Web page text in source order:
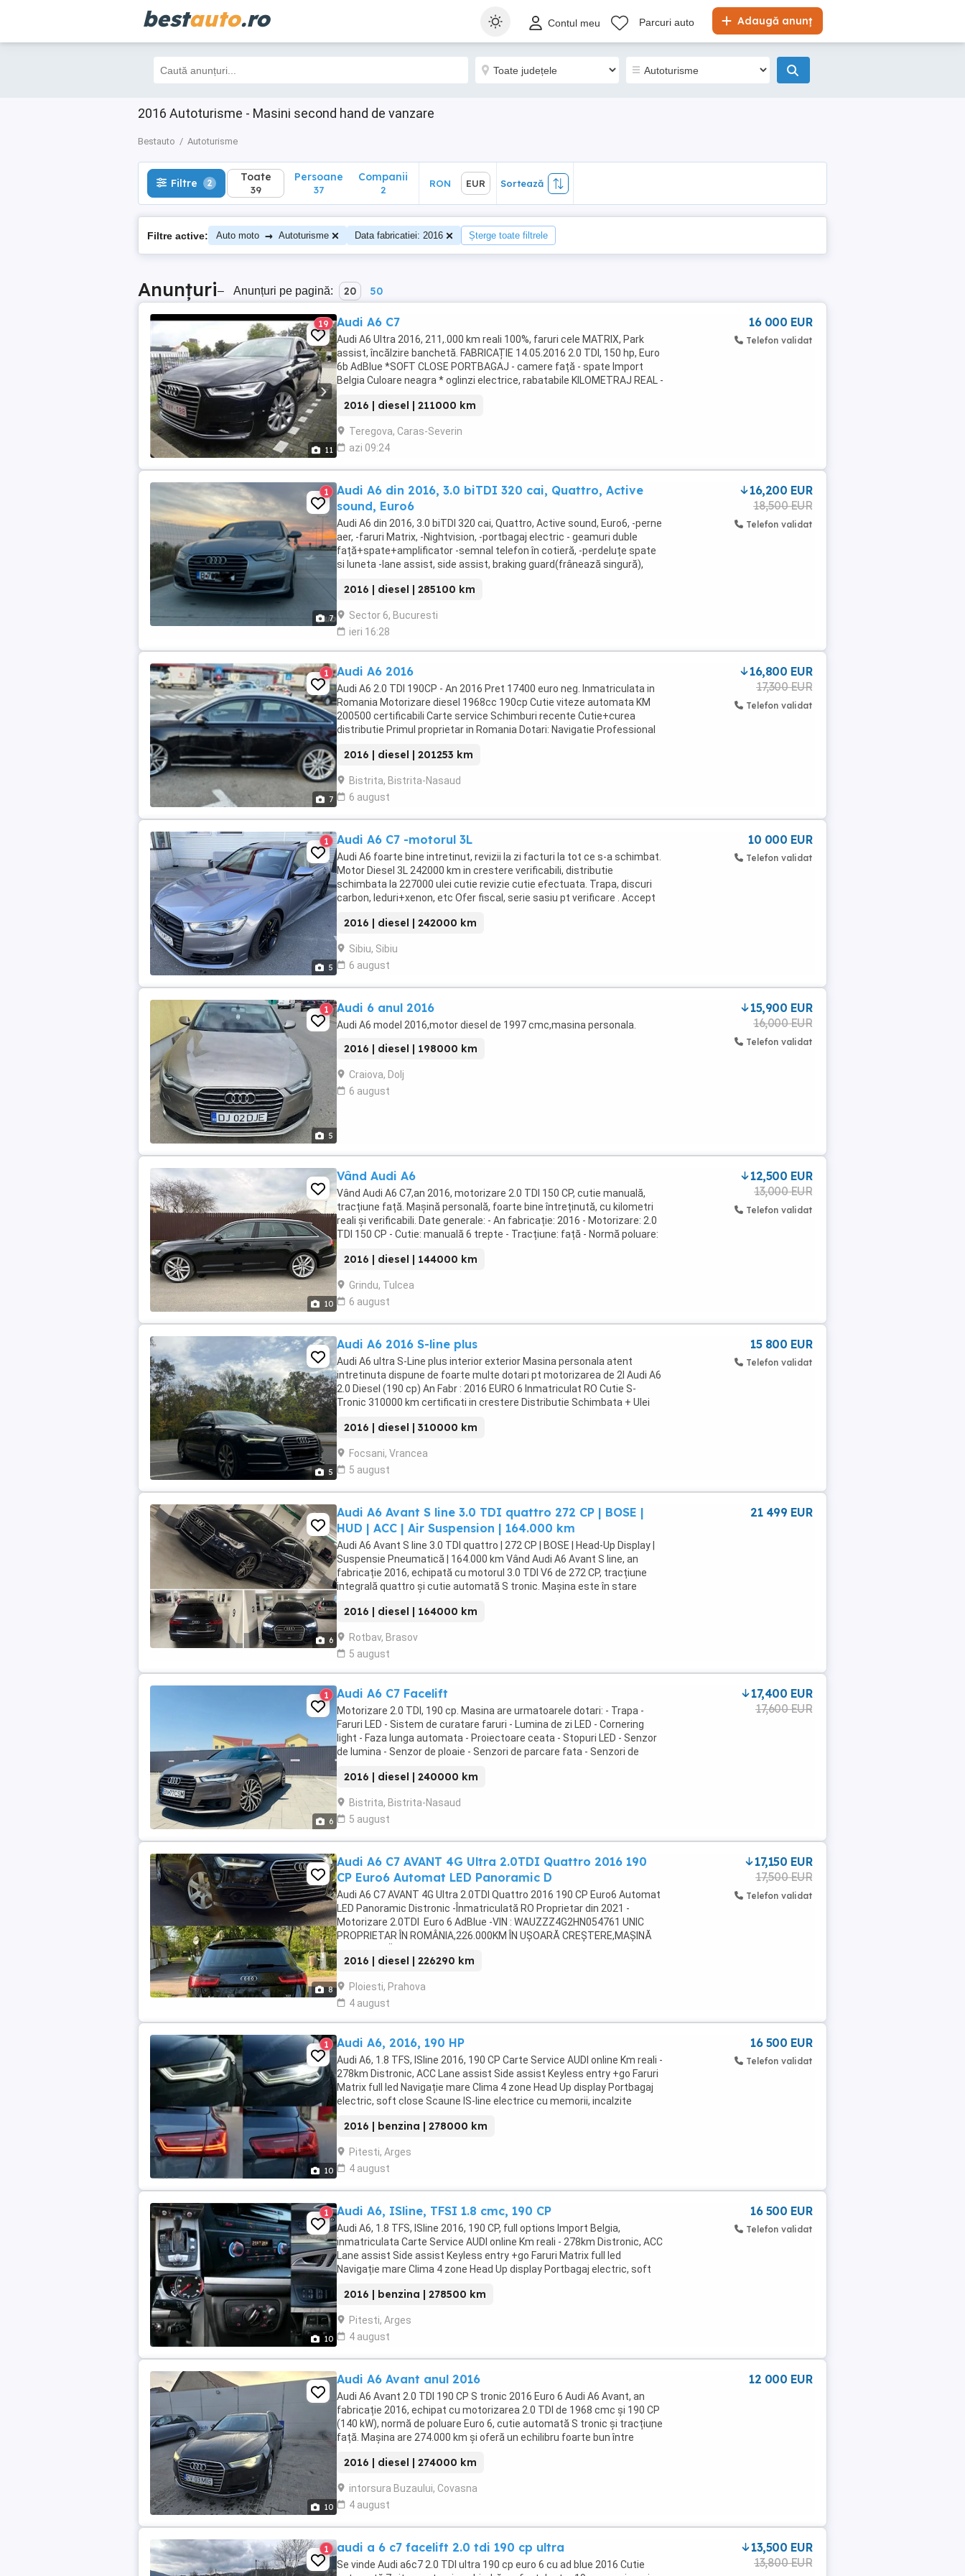
bestauto.ro Adaugă anunț
Contul meu Parcuri auto
2016 Autoturisme - Masini second hand de vanzare
Bestauto Autoturisme
Filtre 2 Toate
39
Sortează
Filtre 2 Toate
39
Persoane
37
Companii
2
RON EUR Sortează
Filtre active: Auto moto → Autoturisme Data fabricatiei: 2016 Șterge toate filtrele
Anunțuri– Anunțuri pe pagină: 20 50
11
19 Audi A6 C7
Audi A6 Ultra 2016, 211,.000 km reali 100%, faruri cele MATRIX, Park
assist, încălzire banchetă. FABRICAȚIE 14.05.2016 2.0 TDI, 150 hp, Euro
6b AdBlue *SOFT CLOSE PORTBAGAJ - camere față - spate Import
Belgia Culoare neagra * oglinzi electrice, rabatabile KILOMETRAJ REAL -
2016 | diesel | 211000 km
Teregova, Caras-Severin
azi 09:24
16 000 EUR
Telefon validat
7
1
Audi A6 din 2016, 3.0 biTDI 320 cai, Quattro, Active
sound, Euro6
Audi A6 din 2016, 3.0 biTDI 320 cai, Quattro, Active sound, Euro6, -perne
aer, -faruri Matrix, -Nightvision, -portbagaj electric - geamuri duble
față+spate+amplificator -semnal telefon în cotieră, -perdeluțe spate
si luneta -lane assist, side assist, braking guard(frânează singură),
2016 | diesel | 285100 km
Sector 6, Bucuresti
ieri 16:28
16,200 EUR
18,500 EUR
Telefon validat
7
1 Audi A6 2016
Audi A6 2.0 TDI 190CP - An 2016 Pret 17400 euro neg. Inmatriculata in
Romania Motorizare diesel 1968cc 190cp Cutie viteze automata KM
200500 certificabili Carte service Schimburi recente Cutie+curea
distributie Primul proprietar in Romania Dotari: Navigatie Professional
2016 | diesel | 201253 km
Bistrita, Bistrita-Nasaud
6 august
16,800 EUR
17,300 EUR
Telefon validat
5
1 Audi A6 C7 -motorul 3L
Audi A6 foarte bine intretinut, revizii la zi facturi la tot ce s-a schimbat.
Motor Diesel 3L 242000 km in crestere verificabili, distributie
schimbata la 227000 ulei cutie revizie cutie efectuata. Trapa, discuri
carbon, leduri+xenon, etc Ofer fiscal, serie sasiu pt verificare . Accept
2016 | diesel | 242000 km
Sibiu, Sibiu
6 august
10 000 EUR
Telefon validat
5
1 Audi 6 anul 2016
Audi A6 model 2016,motor diesel de 1997 cmc,masina personala.
2016 | diesel | 198000 km
Craiova, Dolj
6 august
15,900 EUR
16,000 EUR
Telefon validat
10
Vând Audi A6
Vând Audi A6 C7,an 2016, motorizare 2.0 TDI 150 CP, cutie manuală,
tracțiune față. Mașină personală, foarte bine întreținută, cu kilometri
reali și verificabili. Date generale: - An fabricație: 2016 - Motorizare: 2.0
TDI 150 CP - Cutie: manuală 6 trepte - Tracțiune: față - Normă poluare:
2016 | diesel | 144000 km
Grindu, Tulcea
6 august
12,500 EUR
13,000 EUR
Telefon validat
5
Audi A6 2016 S-line plus
Audi A6 ultra S-Line plus interior exterior Masina personala atent
intretinuta dispune de foarte multe dotari pt motorizarea de 2l Audi A6
2.0 Diesel (190 cp) An Fabr : 2016 EURO 6 Inmatriculat RO Cutie S-
Tronic 310000 km certificati in crestere Distributie Schimbata + Ulei
2016 | diesel | 310000 km
Focsani, Vrancea
5 august
15 800 EUR
Telefon validat
6
Audi A6 Avant S line 3.0 TDI quattro 272 CP | BOSE |
HUD | ACC | Air Suspension | 164.000 km
Audi A6 Avant S line 3.0 TDI quattro | 272 CP | BOSE | Head-Up Display |
Suspensie Pneumatică | 164.000 km Vând Audi A6 Avant S line, an
fabricație 2016, echipată cu motorul 3.0 TDI V6 de 272 CP, tracțiune
integrală quattro și cutie automată S tronic. Mașina este în stare
2016 | diesel | 164000 km
Rotbav, Brasov
5 august
21 499 EUR
6
1 Audi A6 C7 Facelift
Motorizare 2.0 TDI, 190 cp. Masina are urmatoarele dotari: - Trapa -
Faruri LED - Sistem de curatare faruri - Lumina de zi LED - Cornering
light - Faza lunga automata - Proiectoare ceata - Stopuri LED - Senzor
de lumina - Senzor de ploaie - Senzori de parcare fata - Senzori de
2016 | diesel | 240000 km
Bistrita, Bistrita-Nasaud
5 august
17,400 EUR
17,600 EUR
8
Audi A6 C7 AVANT 4G Ultra 2.0TDI Quattro 2016 190
CP Euro6 Automat LED Panoramic D
Audi A6 C7 AVANT 4G Ultra 2.0TDI Quattro 2016 190 CP Euro6 Automat
LED Panoramic Distronic -Înmatriculată RO Proprietar din 2021 -
Motorizare 2.0TDI Euro 6 AdBlue -VIN : WAUZZZ4G2HN054761 UNIC
PROPRIETAR ÎN ROMÂNIA,226.000KM ÎN UȘOARĂ CREȘTERE,MAȘINĂ
2016 | diesel | 226290 km
Ploiesti, Prahova
4 august
17,150 EUR
17,500 EUR
Telefon validat
10
1 Audi A6, 2016, 190 HP
Audi A6, 1.8 TFS, ISline 2016, 190 CP Carte Service AUDI online Km reali -
278km Distronic, ACC Lane assist Side assist Keyless entry +go Faruri
Matrix full led Navigație mare Clima 4 zone Head Up display Portbagaj
electric, soft close Scaune IS-line electrice cu memorii, incalzite
2016 | benzina | 278000 km
Pitesti, Arges
4 august
16 500 EUR
Telefon validat
10
1 Audi A6, ISline, TFSI 1.8 cmc, 190 CP
Audi A6, 1.8 TFS, ISline 2016, 190 CP, full options Import Belgia,
inmatriculata Carte Service AUDI online Km reali - 278km Distronic, ACC
Lane assist Side assist Keyless entry +go Faruri Matrix full led
Navigație mare Clima 4 zone Head Up display Portbagaj electric, soft
2016 | benzina | 278500 km
Pitesti, Arges
4 august
16 500 EUR
Telefon validat
10
Audi A6 Avant anul 2016
Audi A6 Avant 2.0 TDI 190 CP S tronic 2016 Euro 6 Audi A6 Avant, an
fabricație 2016, echipat cu motorizarea 2.0 TDI de 1968 cmc și 190 CP
(140 kW), normă de poluare Euro 6, cutie automată S tronic și tracțiune
față. Mașina are 274.000 km și oferă un echilibru foarte bun între
2016 | diesel | 274000 km
intorsura Buzaului, Covasna
4 august
12 000 EUR
1 audi a 6 c7 facelift 2.0 tdi 190 cp ultra
Se vinde Audi a6c7 2.0 TDI ultra 190 cp euro 6 cu ad blue 2016 Cutie
13,500 EUR
13,800 EUR